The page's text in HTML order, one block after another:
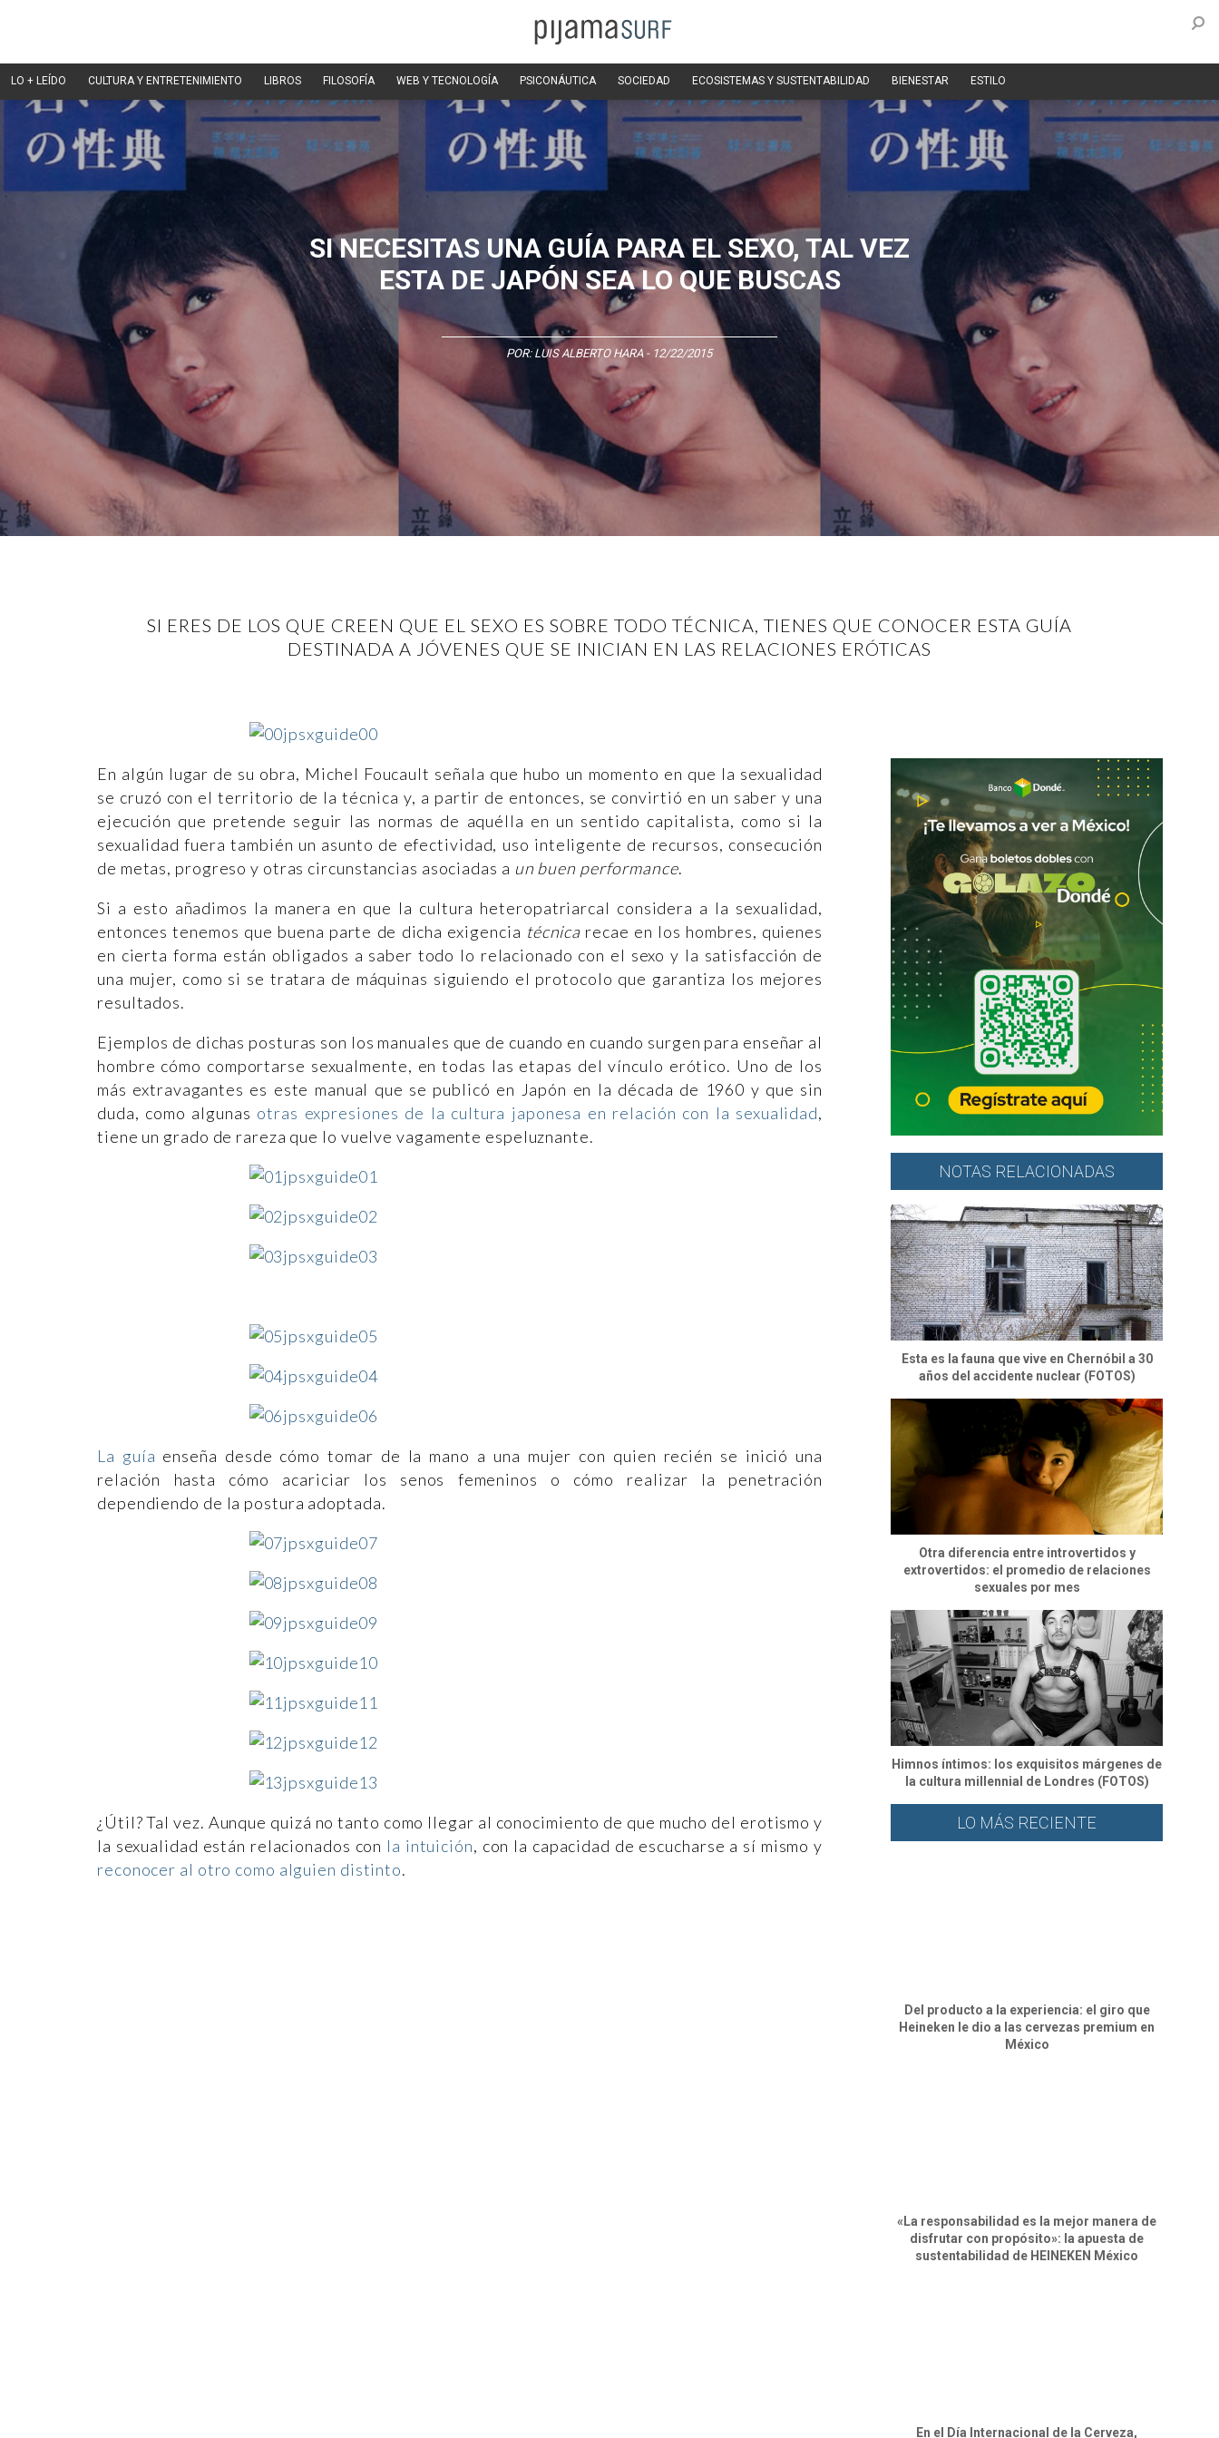
LO + LEÍDO CULTURA Y ENTRETENIMIENTO LIBROS FILOSOFÍA WEB Y TECNOLOGÍA PSICONÁUTICA SOCIEDAD ECOSISTEMAS Y SUSTENTABILIDAD BIENESTAR ESTILO
SI NECESITAS UNA GUÍA PARA EL SEXO, TAL VEZ
ESTA DE JAPÓN SEA LO QUE BUSCAS
POR: LUIS ALBERTO HARA - 12/22/2015
SI ERES DE LOS QUE CREEN QUE EL SEXO ES SOBRE TODO TÉCNICA, TIENES QUE CONOCER ESTA GUÍA
DESTINADA A JÓVENES QUE SE INICIAN EN LAS RELACIONES ERÓTICAS
En algún lugar de su obra, Michel Foucault señala que hubo un momento en que la sexualidad
se cruzó con el territorio de la técnica y, a partir de entonces, se convirtió en un saber y una
ejecución que pretende seguir las normas de aquélla en un sentido capitalista, como si la
sexualidad fuera también un asunto de efectividad, uso inteligente de recursos, consecución
de metas, progreso y otras circunstancias asociadas a un buen performance.
Si a esto añadimos la manera en que la cultura heteropatriarcal considera a la sexualidad,
entonces tenemos que buena parte de dicha exigencia técnica recae en los hombres, quienes
en cierta forma están obligados a saber todo lo relacionado con el sexo y la satisfacción de
una mujer, como si se tratara de máquinas siguiendo el protocolo que garantiza los mejores
resultados.
Ejemplos de dichas posturas son los manuales que de cuando en cuando surgen para enseñar al
hombre cómo comportarse sexualmente, en todas las etapas del vínculo erótico. Uno de los
más extravagantes es este manual que se publicó en Japón en la década de 1960 y que sin
duda, como algunas otras expresiones de la cultura japonesa en relación con la sexualidad,
tiene un grado de rareza que lo vuelve vagamente espeluznante.
La guía enseña desde cómo tomar de la mano a una mujer con quien recién se inició una
relación hasta cómo acariciar los senos femeninos o cómo realizar la penetración
dependiendo de la postura adoptada.
¿Útil? Tal vez. Aunque quizá no tanto como llegar al conocimiento de que mucho del erotismo y
la sexualidad están relacionados con la intuición, con la capacidad de escucharse a sí mismo y
reconocer al otro como alguien distinto.
NOTAS RELACIONADAS
Esta es la fauna que vive en Chernóbil a 30
años del accidente nuclear (FOTOS)
Otra diferencia entre introvertidos y
extrovertidos: el promedio de relaciones
sexuales por mes
Himnos íntimos: los exquisitos márgenes de
la cultura millennial de Londres (FOTOS)
LO MÁS RECIENTE
Del producto a la experiencia: el giro que
Heineken le dio a las cervezas premium en
México
«La responsabilidad es la mejor manera de
disfrutar con propósito»: la apuesta de
sustentabilidad de HEINEKEN México
En el Día Internacional de la Cerveza,